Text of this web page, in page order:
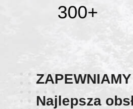
300+
ZAPEWNIAMY
Najlepsza